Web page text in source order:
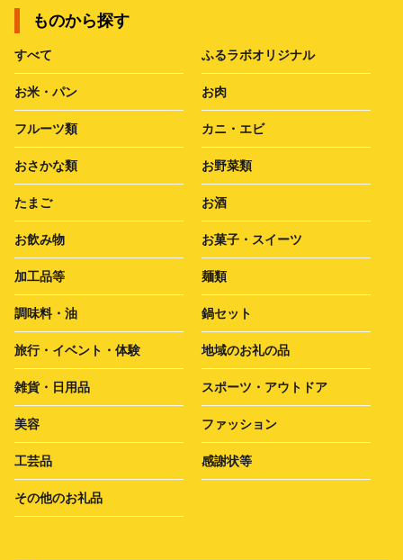
ものから探す
すべて ふるラボオリジナル
お米・パン お肉
フルーツ類 カニ・エビ
おさかな類 お野菜類
たまご お酒
お飲み物 お菓子・スイーツ
加工品等 麺類
調味料・油 鍋セット
旅行・イベント・体験 地域のお礼の品
雑貨・日用品 スポーツ・アウトドア
美容 ファッション
工芸品 感謝状等
その他のお礼品